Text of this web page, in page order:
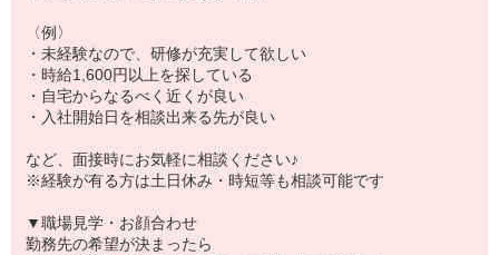
〈例〉
・未経験なので、研修が充実して欲しい
・時給1,600円以上を探している
・自宅からなるべく近くが良い
・入社開始日を相談出来る先が良い
など、面接時にお気軽に相談ください♪
※経験が有る方は土日休み・時短等も相談可能です
▼職場見学・お顔合わせ
勤務先の希望が決まったら